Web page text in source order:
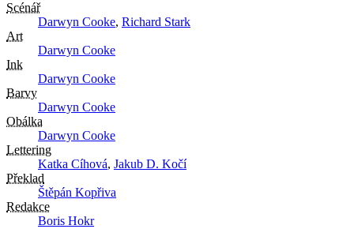
Scénář
Darwyn Cooke, Richard Stark
Art
Darwyn Cooke
Ink
Darwyn Cooke
Barvy
Darwyn Cooke
Obálka
Darwyn Cooke
Lettering
Katka Cíhová, Jakub D. Kočí
Překlad
Štěpán Kopřiva
Redakce
Boris Hokr